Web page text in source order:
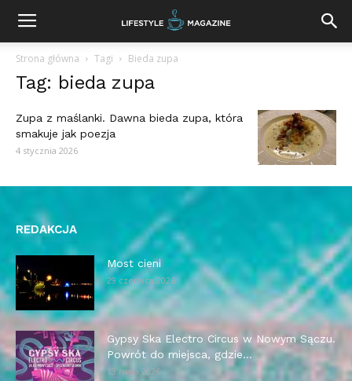
Strona główna Tagi Bieda zupa
Tag: bieda zupa
Zupa z maślanki. Dawna bieda zupa, która
smakuje jak poezja
4 stycznia 2026
REDAKCJA
Most cieni
29 czerwca 2026
Gypsy Ska Electro Circus w Nowym Sączu.
Powrót do miejsca, gdzie...
13 maja 2026